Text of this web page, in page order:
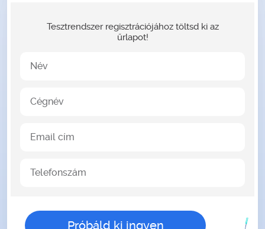
Tesztrendszer regisztrációjához töltsd ki az
űrlapot!
Név
Cégnév
Email cím
Telefonszám